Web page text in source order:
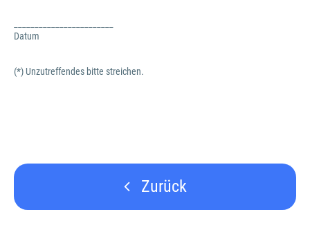
Datum
(*) Unzutreffendes bitte streichen.
Zurück